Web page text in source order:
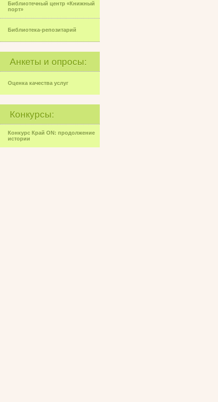
Библиотечный центр «Книжный
порт»
Библиотека-репозитарий
Анкеты и опросы:
Оценка качества услуг
Конкурсы:
Конкурс Край ON: продолжение
истории